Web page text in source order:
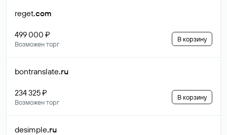
reget.com
499 000 ₽
Возможен торг
В корзину
bontranslate.ru
234 325 ₽
Возможен торг
В корзину
desimple.ru